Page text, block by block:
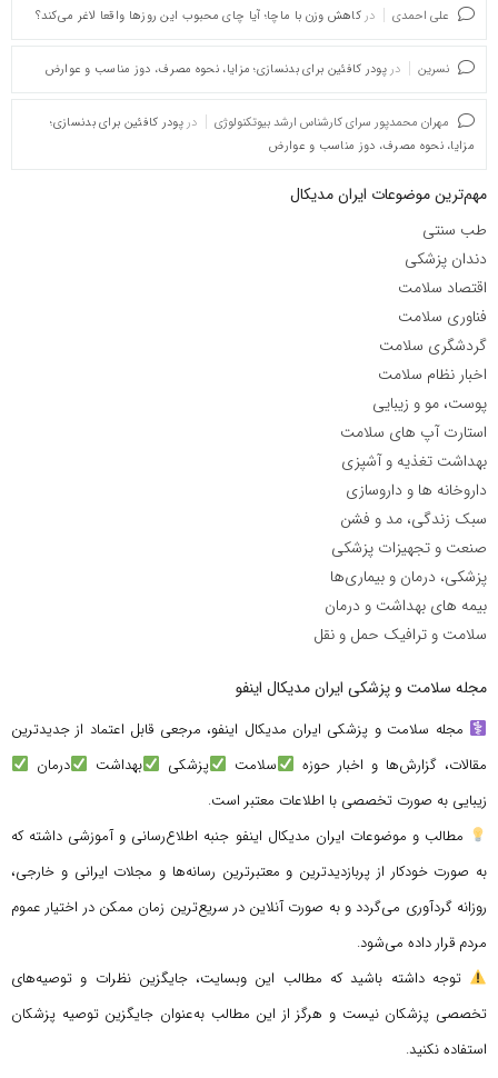
علی احمدی در کاهش وزن با ماچا؛ آیا چای محبوب این روزها واقعا لاغر می‌کند؟
نسرین در پودر کافئین برای بدنسازی؛ مزایا، نحوه مصرف، دوز مناسب و عوارض
مهران محمدپور سرای کارشناس ارشد بیوتکنولوژی در پودر کافئین برای بدنسازی؛
مزایا، نحوه مصرف، دوز مناسب و عوارض
مهم‌ترین موضوعات ایران مدیکال
طب سنتی
دندان پزشکی
اقتصاد سلامت
فناوری سلامت
گردشگری سلامت
اخبار نظام سلامت
پوست، مو و زیبایی
استارت آپ های سلامت
بهداشت تغذیه و آشپزی
داروخانه ها و داروسازی
سبک زندگی، مد و فشن
صنعت و تجهیزات پزشکی
پزشکی، درمان و بیماری‌ها
بیمه های بهداشت و درمان
سلامت و ترافیک حمل و نقل
مجله سلامت و پزشکی ایران مدیکال اینفو
مجله سلامت و پزشکی ایران مدیکال اینفو، مرجعی قابل اعتماد از جدیدترین
مقالات، گزارش‌ها و اخبار حوزه
سلامت پزشکی بهداشت
درمان
زیبایی به صورت تخصصی با اطلاعات معتبر است.
مطالب و موضوعات ایران مدیکال اینفو جنبه اطلاع‌رسانی و آموزشی داشته که
به صورت خودکار از پربازدیدترین و معتبرترین رسانه‌ها و مجلات ایرانی و خارجی،
روزانه گردآوری می‌گردد و به صورت آنلاین در سریع‌ترین زمان ممکن در اختیار عموم
مردم قرار داده می‌شود.
توجه داشته باشید که مطالب این وبسایت، جایگزین نظرات و توصیه‌های
تخصصی پزشکان نیست و هرگز از این مطالب به‌عنوان جایگزین توصیه پزشکان
استفاده نکنید.